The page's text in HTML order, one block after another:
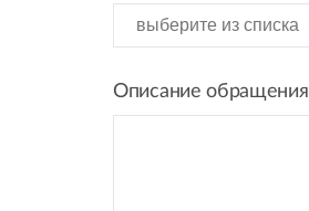
Описание обращения